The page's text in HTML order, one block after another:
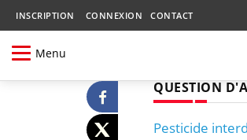
INSCRIPTION CONNEXION CONTACT
Menu
QUESTION
Pesticide